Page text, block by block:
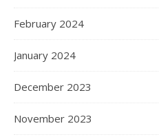
February 2024
January 2024
December 2023
November 2023